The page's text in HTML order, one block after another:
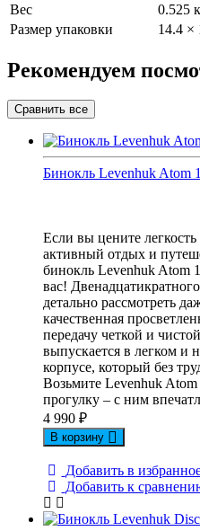
Вес
0.525
Размер упаковки
14.4 ×
Рекомендуем
Бинокль Levenhuk Atom
Если вы цените
активный отдых и
бинокль Levenhuk Atom
вас!
детально рассмотреть
качественная
передачу четкой и
выпускается в легком и
корпусе, который без
Возьмите Levenhuk
прогулку – с ним
4 990 ₽
В корзину
Добавить в
Добавить к